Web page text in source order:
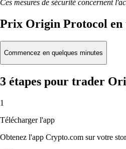
Ces mesures de sécurité concernent
Prix Origin Protocol en
Commencez en quelques minutes
3 étapes pour trader
1
Télécharger l'app
Obtenez l'app Crypto.com sur votre